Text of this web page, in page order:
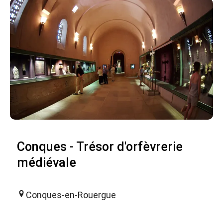
Conques - Trésor d'orfèvrerie
médiévale
Conques-en-Rouergue